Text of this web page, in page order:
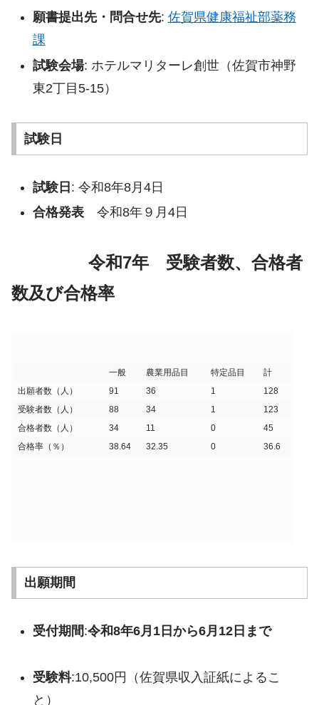
願書提出先・問合せ先: 佐賀県健康福祉部薬務
課
試験会場: ホテルマリターレ創世（佐賀市神野
東2丁目5-15）
試験日
試験日 : 令和8年8月4日
合格発表令和8年９月4日
令和7年 受験者数、合格者
数及び合格率
一般 農業用品目 特定品目 計
出願者数（人） 91 36 1 128
受験者数（人） 88 34 1 123
合格者数（人） 34 11 0 45
合格率（％） 38.64 32.35 0 36.6
出願期間
受付期間:令和8年6月1日から6月12日まで
受験料:10,500円（佐賀県収入証紙によるこ
と）